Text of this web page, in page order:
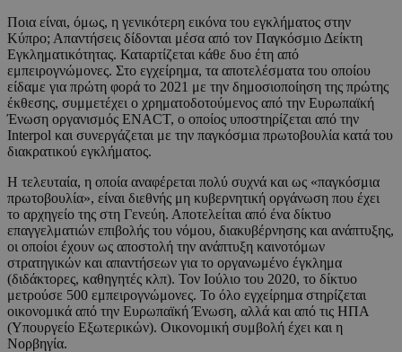
Ποια είναι, όμως, η γενικότερη εικόνα του εγκλήματος στην
Κύπρο; Απαντήσεις δίδονται μέσα από τον Παγκόσμιο Δείκτη
Εγκληματικότητας. Καταρτίζεται κάθε δυο έτη από
εμπειρογνώμονες. Στο εγχείρημα, τα αποτελέσματα του οποίου
είδαμε για πρώτη φορά το 2021 με την δημοσιοποίηση της πρώτης
έκθεσης, συμμετέχει ο χρηματοδοτούμενος από την Ευρωπαϊκή
Ένωση οργανισμός ENACT, ο οποίος υποστηρίζεται από την
Interpol και συνεργάζεται με την παγκόσμια πρωτοβουλία κατά του
διακρατικού εγκλήματος.
Η τελευταία, η οποία αναφέρεται πολύ συχνά και ως «παγκόσμια
πρωτοβουλία», είναι διεθνής μη κυβερνητική οργάνωση που έχει
το αρχηγείο της στη Γενεύη. Αποτελείται από ένα δίκτυο
επαγγελματιών επιβολής του νόμου, διακυβέρνησης και ανάπτυξης,
οι οποίοι έχουν ως αποστολή την ανάπτυξη καινοτόμων
στρατηγικών και απαντήσεων για το οργανωμένο έγκλημα
(διδάκτορες, καθηγητές κλπ). Τον Ιούλιο του 2020, το δίκτυο
μετρούσε 500 εμπειρογνώμονες. Το όλο εγχείρημα στηρίζεται
οικονομικά από την Ευρωπαϊκή Ένωση, αλλά και από τις ΗΠΑ
(Υπουργείο Εξωτερικών). Οικονομική συμβολή έχει και η
Νορβηγία.